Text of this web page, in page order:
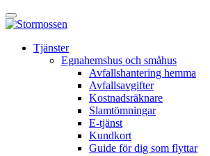
Skip
toÖppna
huvudmeny
tjänst
Tjänster
Egnahemshus och småhus
Avfallshantering hemma
Avfallsavgifter
Kostnadsräknare
Slamtömningar
E-tjänst
Kundkort
Guide för dig som flyttar